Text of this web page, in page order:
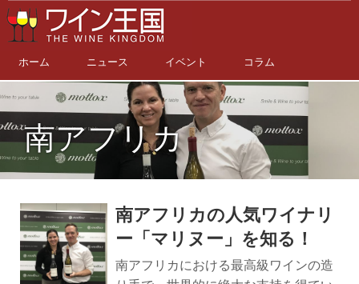
ホーム ニュース イベント コラム
南アフリカ
南アフリカの人気ワイナリ
ー「マリヌー」を知る！
南アフリカにおける最高級ワインの造